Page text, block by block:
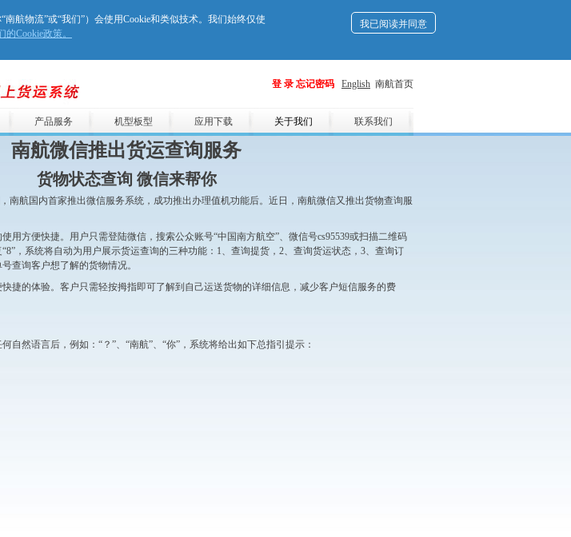
航物流”或“我们”）会使用Cookie和类似技术。我们始终仅使
的Cookie政策。
我已阅读并同意
登 录 忘记密码 English 南航首页
产品服务 机型板型 应用下载 关于我们 联系我们
南航微信推出货运查询服务
货物状态查询 微信来帮你
，南航国内首家推出微信服务系统，成功推出办理值机功能后。近日，南航微信又推出货物查询服
用方便快捷。用户只需登陆微信，搜索公众账号“中国南方航空”、微信号cs95539或扫描二维码
，系统将自动为用户展示货运查询的三种功能：1、查询提货，2、查询货运状态，3、查询订
查询客户想了解的货物情况。
捷的体验。客户只需轻按拇指即可了解到自己运送货物的详细信息，减少客户短信服务的费
自然语言后，例如：“？”、“南航”、“你”，系统将给出如下总指引提示：